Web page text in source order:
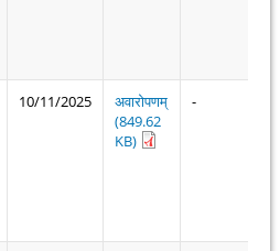
10/11/2025
अवारोपणम्
(849.62
KB)
-